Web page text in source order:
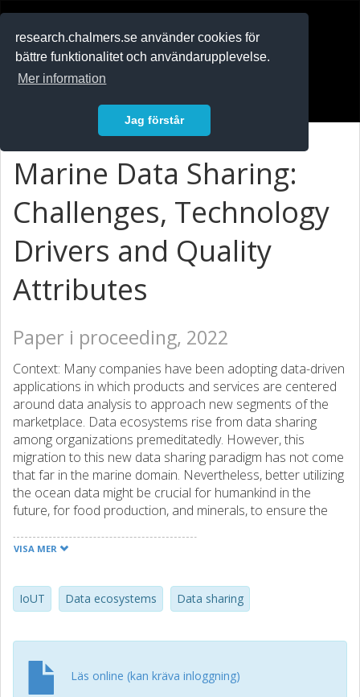
research.chalmers.se använder cookies för
bättre funktionalitet och användarupplevelse.
Mer information
Jag förstår
Marine Data Sharing:
Challenges, Technology
Drivers and Quality
Attributes
Paper i proceeding, 2022
Context: Many companies have been adopting data-driven
applications in which products and services are centered
around data analysis to approach new segments of the
marketplace. Data ecosystems rise from data sharing
among organizations premeditatedly. However, this
migration to this new data sharing paradigm has not come
that far in the marine domain. Nevertheless, better utilizing
the ocean data might be crucial for humankind in the
future, for food production, and minerals, to ensure the
the-art regarding data sharing in the marine domain with a
conducted an exploratory case study based on focus
groups and workshops to understand the sharing of data
to data sharing. Additionally, aspects related to the
establishment of a data ecosystem were elicited and
VISA MER
IoUT Data ecosystems Data sharing
Läs online (kan kräva inloggning)